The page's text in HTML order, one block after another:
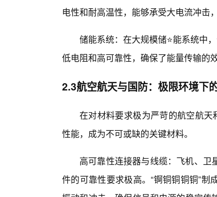
电性和耐高温性，能够承受大电流冲击
储能系统：在大规模储⭐能系统中
低电阻和高可靠性，确保了能量传输的
2.3航空航天与国防：极限环境下
在对材料要求极为严苛的航空航天
性能，成为不可或缺的关键材料。
高可靠性连接器与线缆：飞机、
件的可靠性要求极高。“锕铜铜铜铜”